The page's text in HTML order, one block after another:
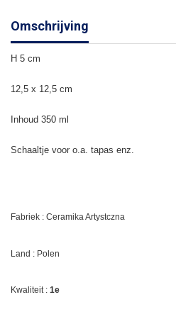
Omschrijving
H 5 cm
12,5 x 12,5 cm
Inhoud 350 ml
Schaaltje voor o.a. tapas enz.
Fabriek : Ceramika Artystczna
Land : Polen
Kwaliteit : 1e